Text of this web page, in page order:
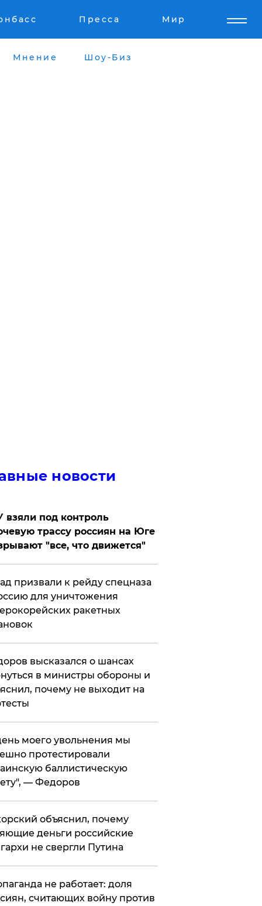
Пресса Мир
Мнение Шоу-Биз
новости
взяли под контроль
трассу россиян на Юге
"все, что движется"
призвали к рейду спецназа
для уничтожения
ракетных
высказался о шансах
в министры обороны и
почему не выходит на
моего увольнения мы
протестировали
баллистическую
— Федоров
объяснил, почему
деньги российские
не свергли Путина
не работает: доля
считающих войну против